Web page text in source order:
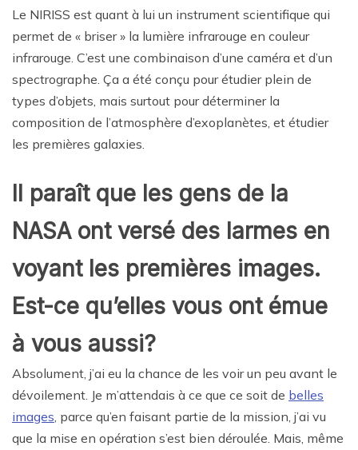
Le NIRISS est quant à lui un instrument scientifique qui
permet de « briser » la lumière infrarouge en couleur
infrarouge. C’est une combinaison d’une caméra et d’un
spectrographe. Ça a été conçu pour étudier plein de
types d’objets, mais surtout pour déterminer la
composition de l’atmosphère d’exoplanètes, et étudier
les premières galaxies.
Il paraît que les gens de la
NASA ont versé des larmes en
voyant les premières images.
Est-ce qu’elles vous ont émue
à vous aussi?
Absolument, j’ai eu la chance de les voir un peu avant le
dévoilement. Je m’attendais à ce que ce soit de belles
images , parce qu’en faisant partie de la mission, j’ai vu
que la mise en opération s’est bien déroulée. Mais, même